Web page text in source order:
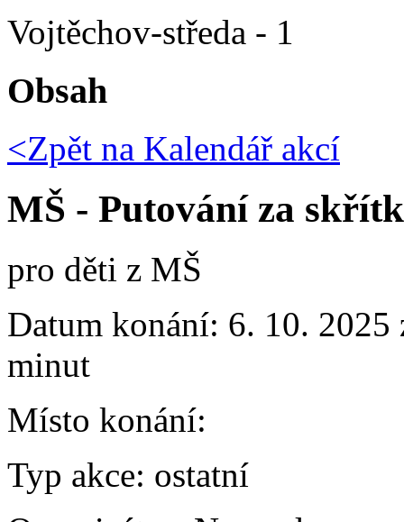
Vojtěchov-středa - 1
Obsah
<Zpět na Kalendář akcí
MŠ - Putování za
pro děti z MŠ
Datum konání: 6. 10. 2025
minut
Místo konání:
Typ akce: ostatní